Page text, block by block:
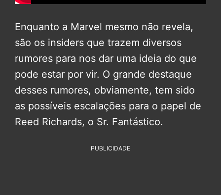
Enquanto a Marvel mesmo não revela,
são os insiders que trazem diversos
rumores para nos dar uma ideia do que
pode estar por vir. O grande destaque
desses rumores, obviamente, tem sido
as possíveis escalações para o papel de
Reed Richards, o Sr. Fantástico.
PUBLICIDADE